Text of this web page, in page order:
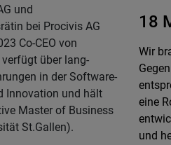
und
bei Procivis AG
Co-CEO von
über lang-
in der Software-
Innovation und hält
Master of Business
St.Gallen).
18
Wir
eine
und